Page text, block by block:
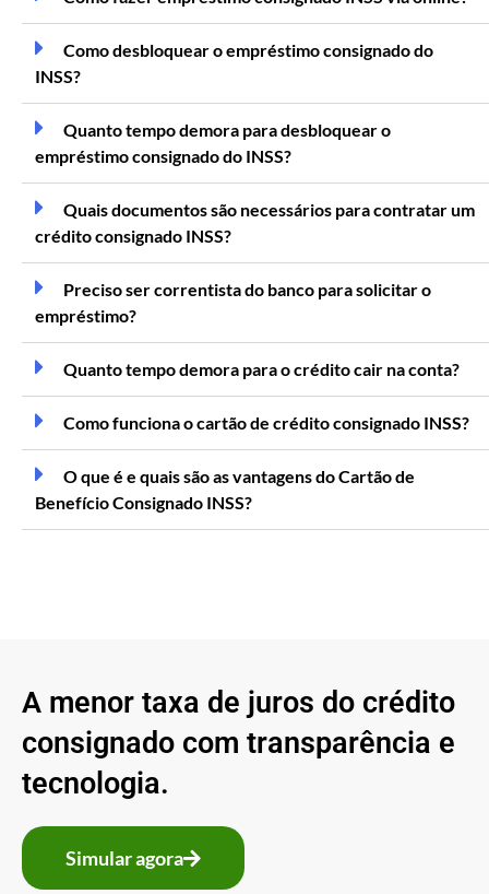
Como desbloquear o empréstimo consignado do
INSS?
Quanto tempo demora para desbloquear o
empréstimo consignado do INSS?
Quais documentos são necessários para contratar um
crédito consignado INSS?
Preciso ser correntista do banco para solicitar o
empréstimo?
Quanto tempo demora para o crédito cair na conta?
Como funciona o cartão de crédito consignado INSS?
O que é e quais são as vantagens do Cartão de
Benefício Consignado INSS?
A menor taxa de juros do crédito
consignado com transparência e
tecnologia.
Simular agora